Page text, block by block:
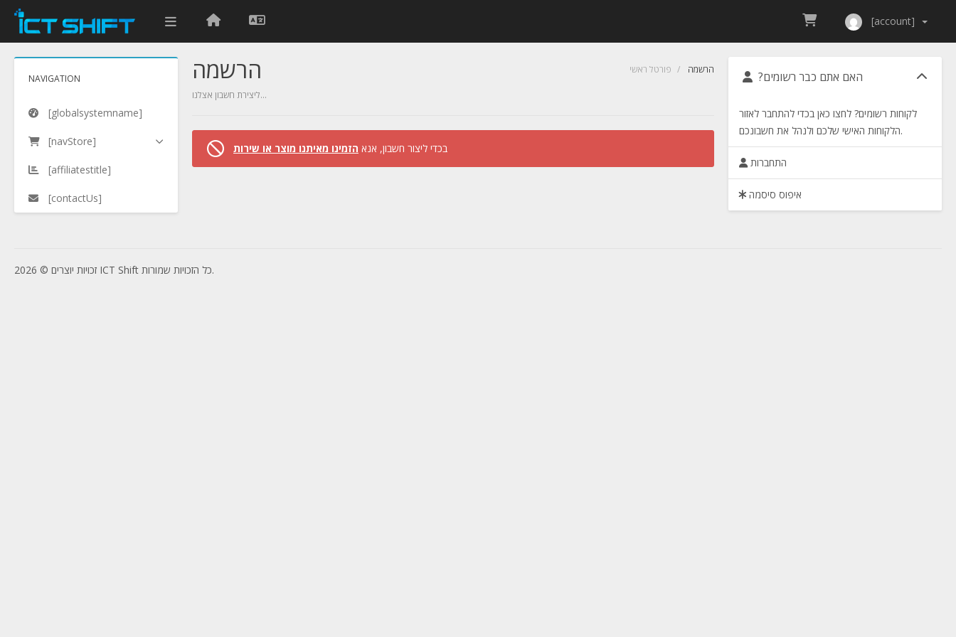
[account]
NAVIGATION
[globalsystemname]
[navStore]
[affiliatestitle]
[contactUs]
הרשמה פורטל ראשי הרשמה
ליצירת חשבון אצלנו...
בכדי ליצור חשבון, אנא הזמינו מאיתנו מוצר או שירות
?האם אתם כבר רשומים
לקוחות רשומים? לחצו כאן בכדי להתחבר לאזור
הלקוחות האישי שלכם ולנהל את חשבונכם.
התחברות
איפוס סיסמה
זכויות יוצרים © 2026 ICT Shift כל הזכויות שמורות.